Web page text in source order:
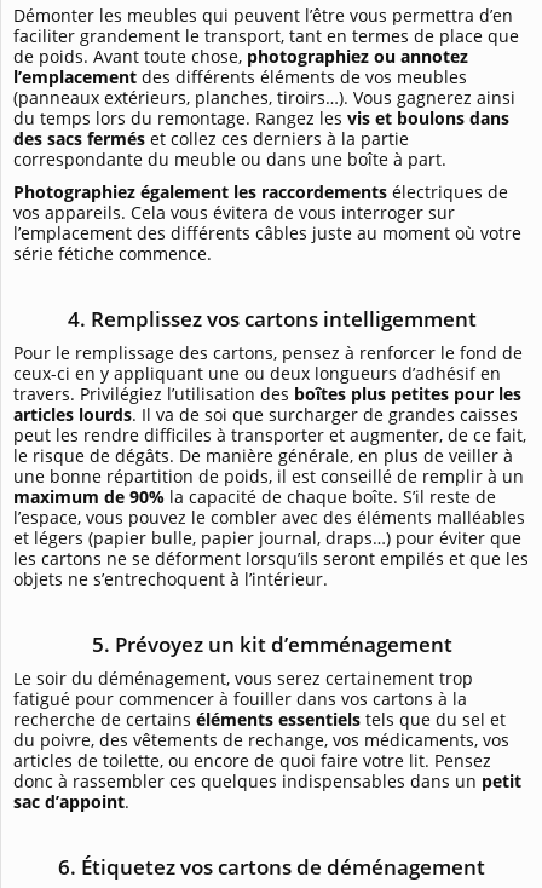
Démonter les meubles qui peuvent l’être vous permettra d’en
faciliter grandement le transport, tant en termes de place que
de poids. Avant toute chose, photographiez ou annotez
l’emplacement des différents éléments de vos meubles
(panneaux extérieurs, planches, tiroirs…). Vous gagnerez ainsi
du temps lors du remontage. Rangez les vis et boulons dans
des sacs fermés et collez ces derniers à la partie
correspondante du meuble ou dans une boîte à part.
Photographiez également les raccordements électriques de
vos appareils. Cela vous évitera de vous interroger sur
l’emplacement des différents câbles juste au moment où votre
série fétiche commence.
4. Remplissez vos cartons intelligemment
Pour le remplissage des cartons, pensez à renforcer le fond de
ceux-ci en y appliquant une ou deux longueurs d’adhésif en
travers. Privilégiez l’utilisation des boîtes plus petites pour les
articles lourds. Il va de soi que surcharger de grandes caisses
peut les rendre difficiles à transporter et augmenter, de ce fait,
le risque de dégâts. De manière générale, en plus de veiller à
une bonne répartition de poids, il est conseillé de remplir à un
maximum de 90% la capacité de chaque boîte. S’il reste de
l’espace, vous pouvez le combler avec des éléments malléables
et légers (papier bulle, papier journal, draps…) pour éviter que
les cartons ne se déforment lorsqu’ils seront empilés et que les
objets ne s’entrechoquent à l’intérieur.
5. Prévoyez un kit d’emménagement
Le soir du déménagement, vous serez certainement trop
fatigué pour commencer à fouiller dans vos cartons à la
recherche de certains éléments essentiels tels que du sel et
du poivre, des vêtements de rechange, vos médicaments, vos
articles de toilette, ou encore de quoi faire votre lit. Pensez
donc à rassembler ces quelques indispensables dans un petit
sac d’appoint.
6. Étiquetez vos cartons de déménagement